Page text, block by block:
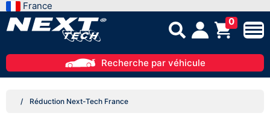
France
0
Recherche par véhicule
Réduction Next-Tech France